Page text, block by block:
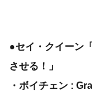
●セイ・クイーン
させる！」
・ボイチェン :